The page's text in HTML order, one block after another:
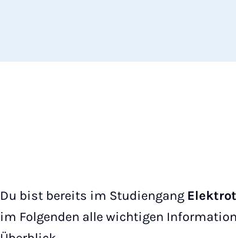
Du bist bereits im Studiengang
im Folgenden alle wichtigen